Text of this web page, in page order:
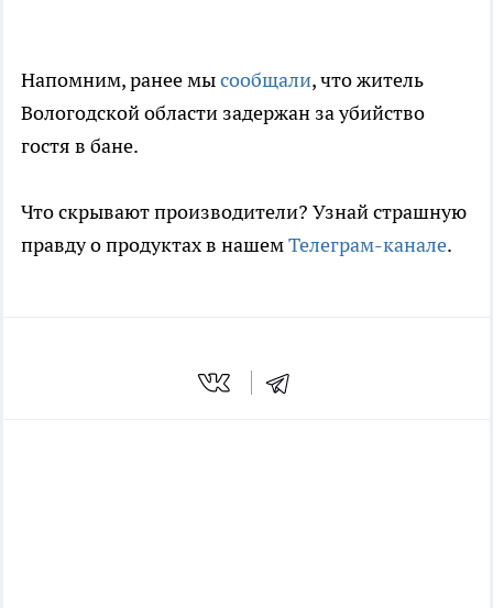
Напомним, ранее мысообщали, что житель
Вологодской области задержан за убийство
гостя в бане.
Что скрывают производители? Узнай страшную
правду о продуктах в нашемТелеграм-канале.